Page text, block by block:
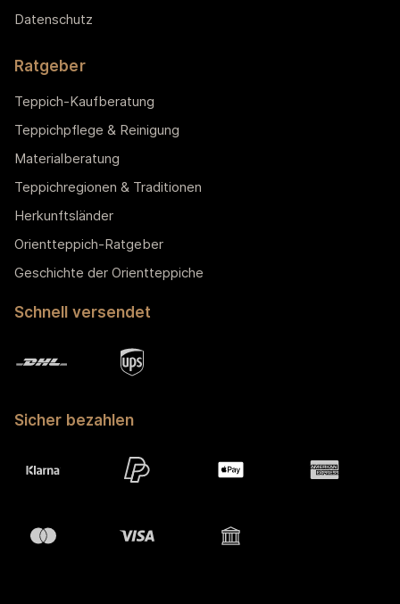
Datenschutz
Ratgeber
Teppich-Kaufberatung
Teppichpflege & Reinigung
Materialberatung
Teppichregionen & Traditionen
Herkunftsländer
Orientteppich-Ratgeber
Geschichte der Orientteppiche
Schnell versendet
Sicher bezahlen